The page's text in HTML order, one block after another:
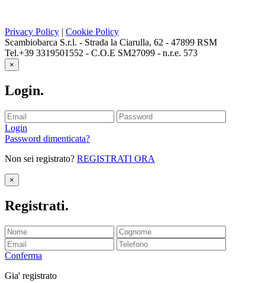
Privacy Policy | Cookie Policy
Scambiobarca S.r.l. - Strada la Ciarulla, 62 - 47899 RSM
Tel.+39 3319501552 - C.O.E SM27099 - n.r.e. 573
×
Login.
Login
Password dimenticata?
Non sei registrato? REGISTRATI ORA
×
Registrati.
Conferma
Gia' registrato